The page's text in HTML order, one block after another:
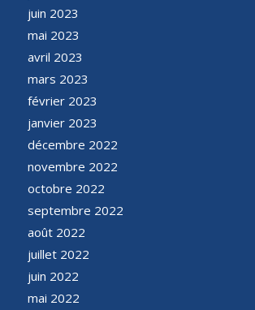
juin 2023
mai 2023
avril 2023
mars 2023
février 2023
janvier 2023
décembre 2022
novembre 2022
octobre 2022
septembre 2022
août 2022
juillet 2022
juin 2022
mai 2022